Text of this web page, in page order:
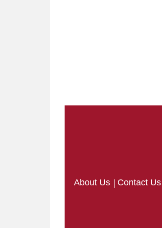
About Us | Contact Us